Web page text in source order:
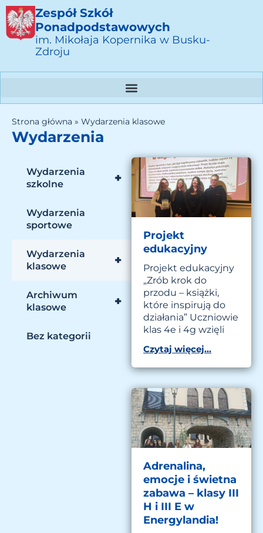
Zespół Szkół
Ponadpodstawowych
im. Mikołaja Kopernika w Busku-
Zdroju
Strona główna » Wydarzenia klasowe
Wydarzenia
+
Wydarzenia
szkolne
Wydarzenia
sportowe
+
Wydarzenia
klasowe
+
Archiwum
klasowe
Bez kategorii
Projekt
edukacyjny
Projekt edukacyjny
„Zrób krok do
przodu – książki,
które inspirują do
działania” Uczniowie
klas 4e i 4g wzięli
Czytaj więcej...
Adrenalina,
emocje i świetna
zabawa – klasy III
H i III E w
Energylandia!